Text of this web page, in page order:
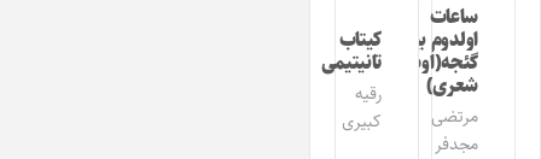
ساعات
اولدوم بیر
گئجه(اوشاق
شعری)
مرتضی
مجدفر
کیتاب
تانیتیمی
رقیه
کبیری